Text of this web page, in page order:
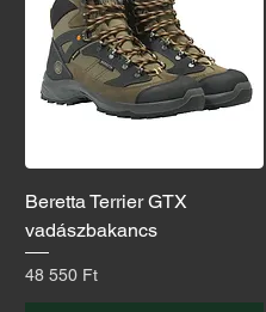
Beretta Terrier GTX
vadászbakancs
Ár
48 550 Ft